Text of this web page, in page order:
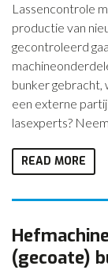
Lassencontrole
productie van
gecontroleerd
bunker
een externe
lasexperts?
READ MORE
(gecoate)